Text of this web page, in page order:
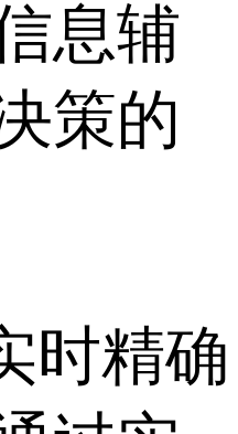
息辅
策的
精确